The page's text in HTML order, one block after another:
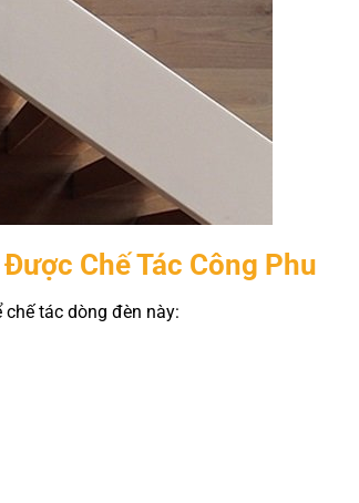
Chế Tác Công Phu
tác dòng đèn này: